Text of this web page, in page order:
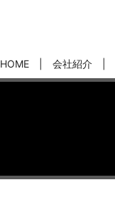
HOME 会社紹介